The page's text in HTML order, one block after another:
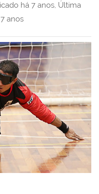
há 7 anos, Última
anos